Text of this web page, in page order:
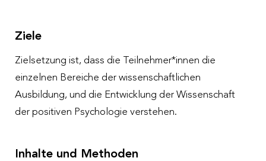
Ziele
Zielsetzung ist, dass die Teilnehmer*innen die
einzelnen Bereiche der wissenschaftlichen
Ausbildung, und die Entwicklung der Wissenschaft
der positiven Psychologie verstehen.
Inhalte und Methoden